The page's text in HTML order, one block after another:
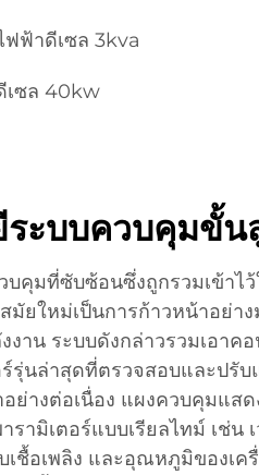
ฟฟ้าดีเซล 3kva
เซล 40kw
ระบบควบคุมขั้น
บคุมที่ซับซ้อนซึ่งถูกรวมเข้าไว้
มัยใหม่เป็นการก้าวหน้าอย่า
งาน ระบบดังกล่าวรวมเอาค
ร์รุ่นล่าสุดที่ตรวจสอบและปรั
อย่างต่อเนื่อง แผงควบคุมแส
รามิเตอร์แบบเรียลไทม์ เช่น
เชื้อเพลิง และอุณหภูมิของเค